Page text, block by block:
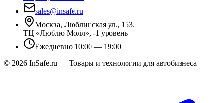
sales@insafe.ru
Москва, Люблинская ул., 153.
ТЦ «Люблю Молл», -1 уровень
Ежедневно 10:00 — 19:00
© 2026 InSafe.ru — Товары и технологии для автобизнеса